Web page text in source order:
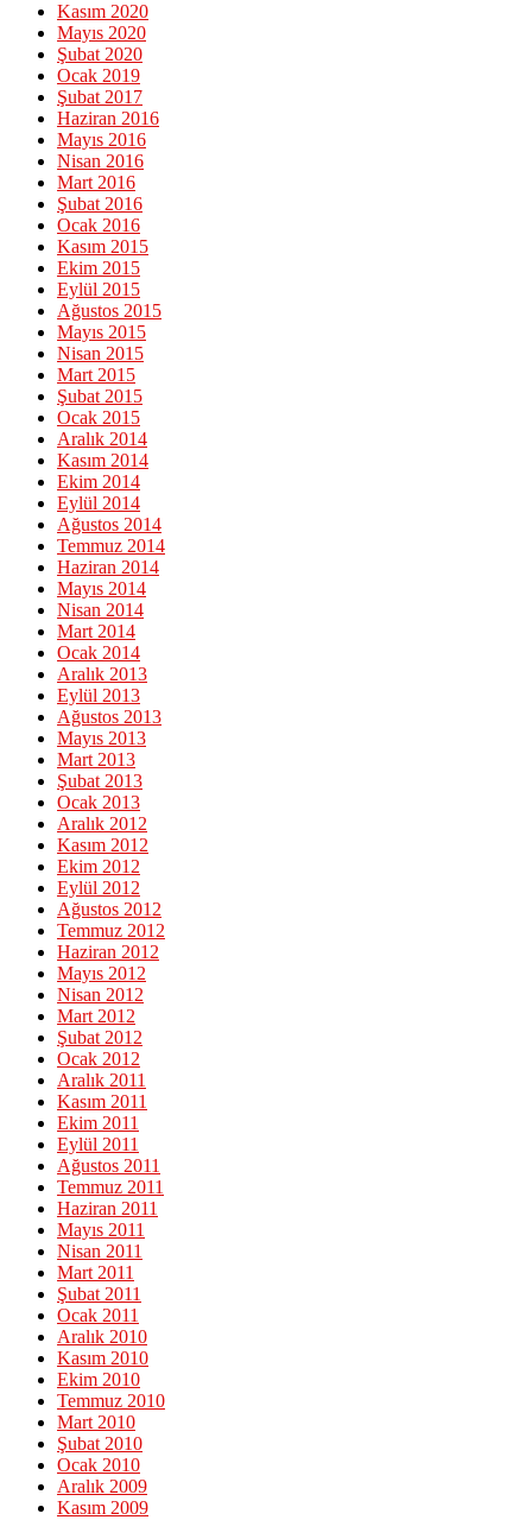
Kasım 2020
Mayıs 2020
Şubat 2020
Ocak 2019
Şubat 2017
Haziran 2016
Mayıs 2016
Nisan 2016
Mart 2016
Şubat 2016
Ocak 2016
Kasım 2015
Ekim 2015
Eylül 2015
Ağustos 2015
Mayıs 2015
Nisan 2015
Mart 2015
Şubat 2015
Ocak 2015
Aralık 2014
Kasım 2014
Ekim 2014
Eylül 2014
Ağustos 2014
Temmuz 2014
Haziran 2014
Mayıs 2014
Nisan 2014
Mart 2014
Ocak 2014
Aralık 2013
Eylül 2013
Ağustos 2013
Mayıs 2013
Mart 2013
Şubat 2013
Ocak 2013
Aralık 2012
Kasım 2012
Ekim 2012
Eylül 2012
Ağustos 2012
Temmuz 2012
Haziran 2012
Mayıs 2012
Nisan 2012
Mart 2012
Şubat 2012
Ocak 2012
Aralık 2011
Kasım 2011
Ekim 2011
Eylül 2011
Ağustos 2011
Temmuz 2011
Haziran 2011
Mayıs 2011
Nisan 2011
Mart 2011
Şubat 2011
Ocak 2011
Aralık 2010
Kasım 2010
Ekim 2010
Temmuz 2010
Mart 2010
Şubat 2010
Ocak 2010
Aralık 2009
Kasım 2009